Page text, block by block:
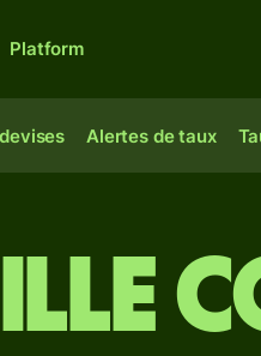
Platform
Alertes de taux